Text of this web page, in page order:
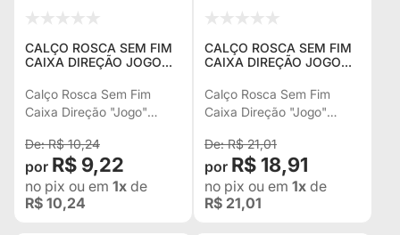
CALÇO ROSCA SEM FIM
CAIXA DIREÇÃO JOGO
4.100 KOMBI 14748X
Calço Rosca Sem Fim
Caixa Direção "Jogo"
* KombiR$ 10,24
R$ 9,22
no pix ou em 1x de
R$ 10,24
CALÇO ROSCA SEM FIM
CAIXA DIREÇÃO JOGO
4.100 KOMBI
Calço Rosca Sem Fim
Caixa Direção "Jogo"
* KombiR$ 21,01
R$ 18,91
no pix ou em 1x de
R$ 21,01